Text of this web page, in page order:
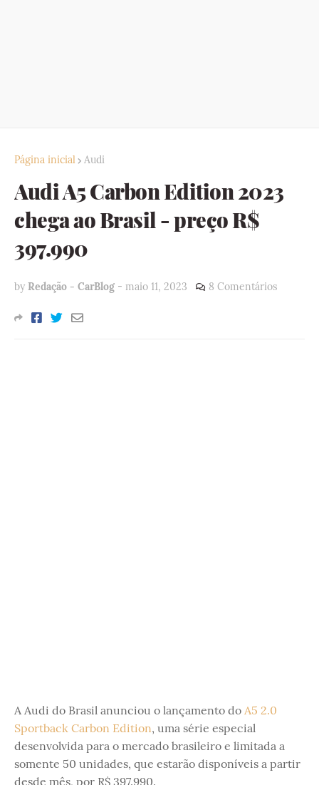
Página inicial Audi
Audi A5 Carbon Edition 2023
chega ao Brasil - preço R$
397.990
by Redação - CarBlog - maio 11, 2023 8 Comentários
A Audi do Brasil anunciou o lançamento do A5 2.0
Sportback Carbon Edition, uma série especial
desenvolvida para o mercado brasileiro e limitada a
somente 50 unidades, que estarão disponíveis a partir
desde mês, por R$ 397.990.